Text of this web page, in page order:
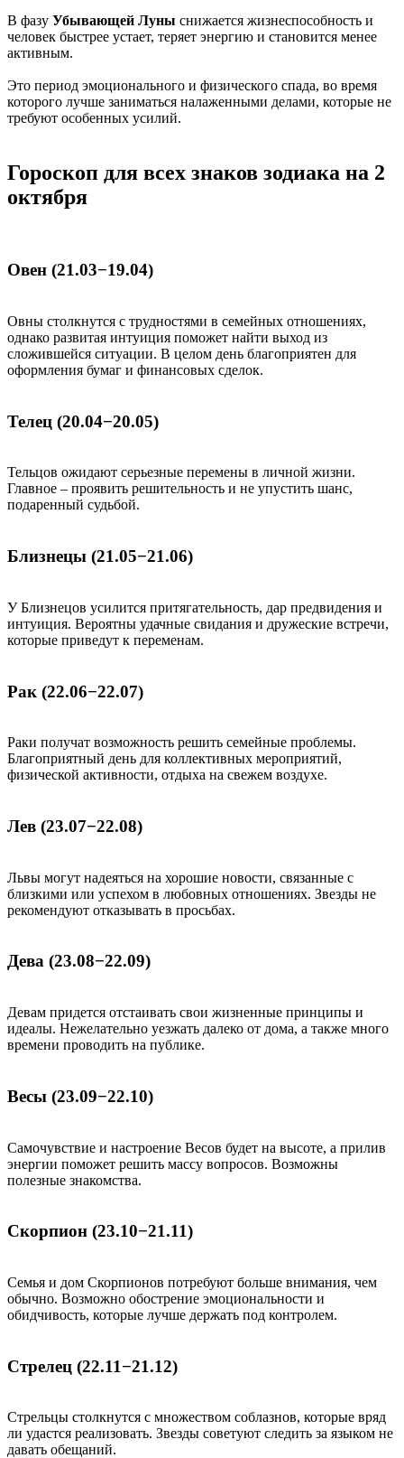
В фазу Убывающей Луны снижается жизнеспособность и
человек быстрее устает, теряет энергию и становится менее
активным.
Это период эмоционального и физического спада, во время
которого лучше заниматься налаженными делами, которые не
требуют особенных усилий.
Гороскоп для всех знаков зодиака на 2
октября
Овен (21.03−19.04)
Овны столкнутся с трудностями в семейных отношениях,
однако развитая интуиция поможет найти выход из
сложившейся ситуации. В целом день благоприятен для
оформления бумаг и финансовых сделок.
Телец (20.04−20.05)
Тельцов ожидают серьезные перемены в личной жизни.
Главное – проявить решительность и не упустить шанс,
подаренный судьбой.
Близнецы (21.05−21.06)
У Близнецов усилится притягательность, дар предвидения и
интуиция. Вероятны удачные свидания и дружеские встречи,
которые приведут к переменам.
Рак (22.06−22.07)
Раки получат возможность решить семейные проблемы.
Благоприятный день для коллективных мероприятий,
физической активности, отдыха на свежем воздухе.
Лев (23.07−22.08)
Львы могут надеяться на хорошие новости, связанные с
близкими или успехом в любовных отношениях. Звезды не
рекомендуют отказывать в просьбах.
Дева (23.08−22.09)
Девам придется отстаивать свои жизненные принципы и
идеалы. Нежелательно уезжать далеко от дома, а также много
времени проводить на публике.
Весы (23.09−22.10)
Самочувствие и настроение Весов будет на высоте, а прилив
энергии поможет решить массу вопросов. Возможны
полезные знакомства.
Скорпион (23.10−21.11)
Семья и дом Скорпионов потребуют больше внимания, чем
обычно. Возможно обострение эмоциональности и
обидчивость, которые лучше держать под контролем.
Стрелец (22.11−21.12)
Стрельцы столкнутся с множеством соблазнов, которые вряд
ли удастся реализовать. Звезды советуют следить за языком не
давать обещаний.